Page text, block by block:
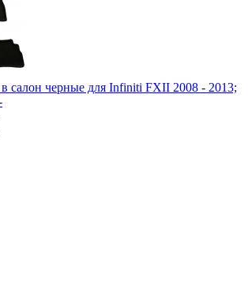
салон черные для Infiniti FXII 2008 - 2013;